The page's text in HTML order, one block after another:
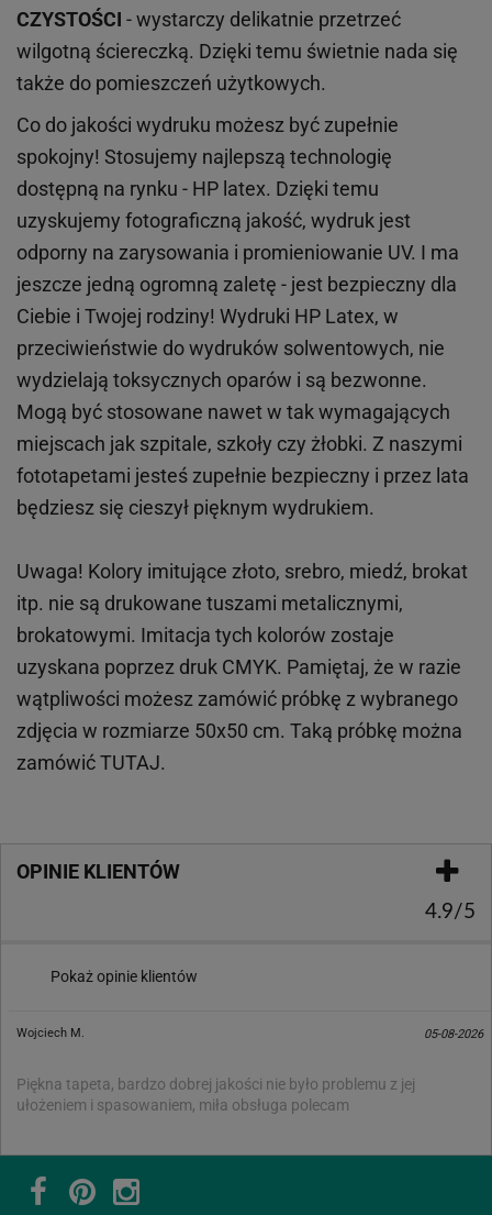
CZYSTOŚCI - wystarczy delikatnie przetrzeć
wilgotną ściereczką. Dzięki temu świetnie nada się
także do pomieszczeń użytkowych.
Co do jakości wydruku możesz być zupełnie
spokojny! Stosujemy najlepszą technologię
dostępną na rynku - HP latex. Dzięki temu
uzyskujemy fotograficzną jakość, wydruk jest
odporny na zarysowania i promieniowanie UV. I ma
jeszcze jedną ogromną zaletę - jest bezpieczny dla
Ciebie i Twojej rodziny! Wydruki HP Latex, w
przeciwieństwie do wydruków solwentowych, nie
wydzielają toksycznych oparów i są bezwonne.
Mogą być stosowane nawet w tak wymagających
miejscach jak szpitale, szkoły czy żłobki. Z naszymi
fototapetami jesteś zupełnie bezpieczny i przez lata
będziesz się cieszył pięknym wydrukiem.
Uwaga! Kolory imitujące złoto, srebro, miedź, brokat
itp. nie są drukowane tuszami metalicznymi,
brokatowymi. Imitacja tych kolorów zostaje
uzyskana poprzez druk CMYK. Pamiętaj, że w razie
wątpliwości możesz zamówić próbkę z wybranego
zdjęcia w rozmiarze 50x50 cm. Taką próbkę można
zamówićTUTAJ.
OPINIE KLIENTÓW
4.9/5
Pokaż opinie klientów
Wojciech M. 05-08-2026
Piękna tapeta, bardzo dobrej jakości nie było problemu z jej
ułożeniem i spasowaniem, miła obsługa polecam